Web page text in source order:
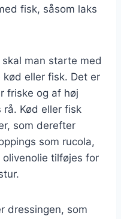
fisk, såsom laks
man starte med
eller fisk. Det er
friske og af høj
Kød eller fisk
som derefter
som rucola,
olivenolie tilføjes for
dressingen, som